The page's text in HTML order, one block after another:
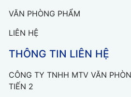
VĂN PHÒNG PHẨM
LIÊN HỆ
THÔNG TIN LIÊN HỆ
CÔNG TY TNHH MTV VĂN
TIẾN 2